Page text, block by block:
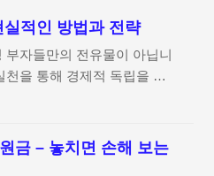
적인 방법과 전략
자들만의 전유물이 아닙니
을 통해 경제적 독립을 이
는 삶을 살 수 있는 상태를
생하는 수익(예: 배당금, 임
금 – 놓치면 손해 보는